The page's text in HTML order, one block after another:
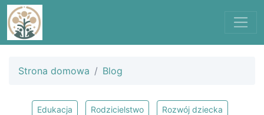
Strona domowa Blog
Edukacja Rodzicielstwo Rozwój dziecka